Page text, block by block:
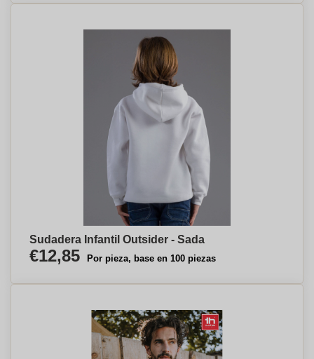
Sudadera Infantil Outsider - Sada
€12,85 Por pieza, base en 100 piezas